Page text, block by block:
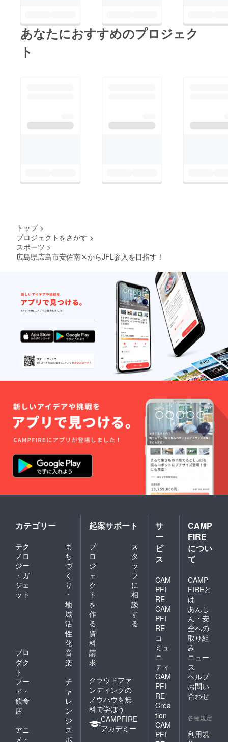
あなたにおすすめのプロジェク
ト
トップ >
プロジェクトをさがす >
スポーツ >
広島県広島市安佐南区からJFL参入を目指す！
カテゴリー
テク
ノロ
ジー
・ガ
ジェ
ット
ま
ち
づ
く
り
・
地
域
活
性
化
プロ
ダク
ト
音
楽
フー
ド・
飲食
店
チ
ャ
レ
ン
ジ
アニ
メ・
ス
ポ
起案サポート
プ
ロ
ジ
ェ
ク
ト
を
作
る
ス
タ
ッ
フ
に
相
談
す
る
資
料
請
求
クラウドファ
ンディングの
ノウハウを無
料で学ぼう
CAMPFIRE
アカデミー
サ
ー
ビ
ス
CAM
PFI
RE
CAM
PFI
RE
コ
ミュ
ニ
ティ
CAM
PFI
RE
Crea
tion
CAM
PFI
CAMP
FIRE
につい
て
CAMP
FIREと
は
あんし
ん・安
全への
取り組
み
ニュー
ス
ヘルプ
お問い
合わせ
各種規定
利用規